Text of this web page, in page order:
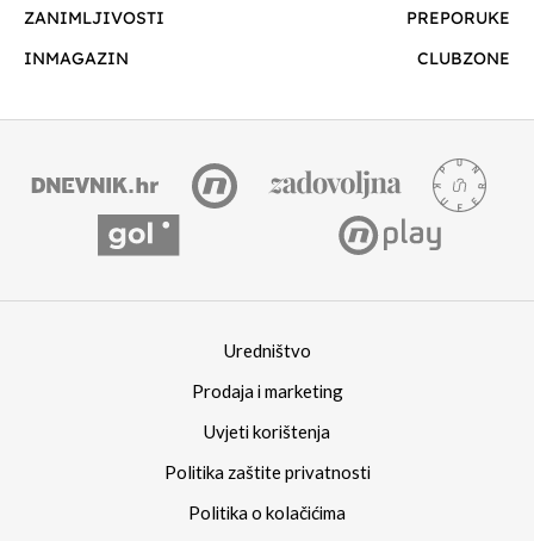
ZANIMLJIVOSTI
PREPORUKE
INMAGAZIN
CLUBZONE
Uredništvo
Prodaja i marketing
Uvjeti korištenja
Politika zaštite privatnosti
Politika o kolačićima